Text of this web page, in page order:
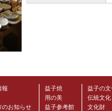
報
のお知らせ
益子焼
用の美
益子参考館
益子の
伝統文化
文化財